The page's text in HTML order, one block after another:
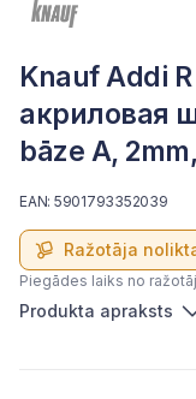
Knauf Addi
акриловая
bāze A,
Ražotāja
EAN: 5901793352039
Piegādes laiks no
Produkta apraksts